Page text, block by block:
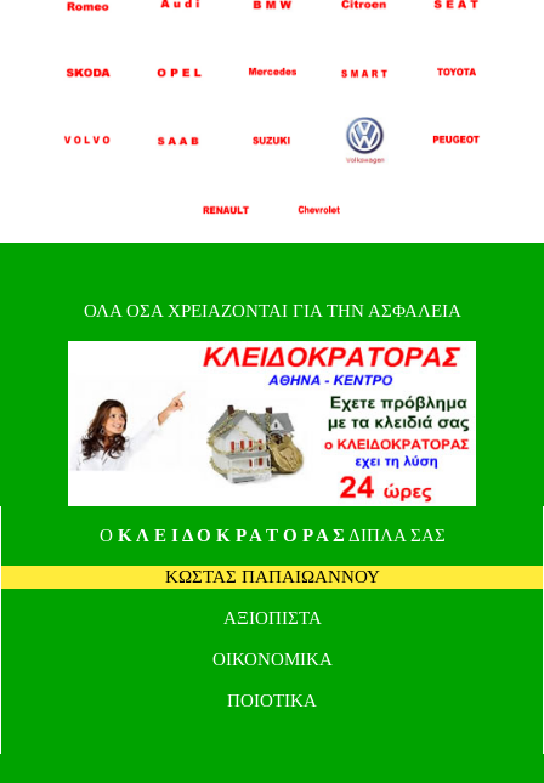
ΟΛΑ ΟΣΑ ΧΡΕΙΑΖΟΝΤΑΙ ΓΙΑ ΤΗΝ ΑΣΦΑΛΕΙΑ
Ο Κ Λ Ε Ι Δ Ο Κ Ρ Α Τ Ο Ρ Α Σ ΔΙΠΛΑ ΣΑΣ
ΚΩΣΤΑΣ ΠΑΠΑΙΩΑΝΝΟΥ
ΑΞΙΟΠΙΣΤΑ
ΟΙΚΟΝΟΜΙΚΑ
ΠΟΙΟΤΙΚΑ